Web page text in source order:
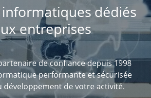
informatiques dédiés
entreprises
de confiance depuis 1998
performante et sécurisée
de votre activité.